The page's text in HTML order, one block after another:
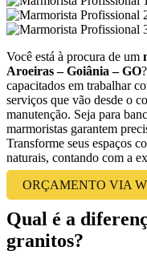
Você está à procura de um
Aroeiras – Goiânia – GO
capacitados em trabalhar
serviços que vão desde o
manutenção. Seja para
marmoristas garantem
Transforme seus espaços
naturais, contando com a
ORÇAMENTO VIA
Qual é a
granitos?